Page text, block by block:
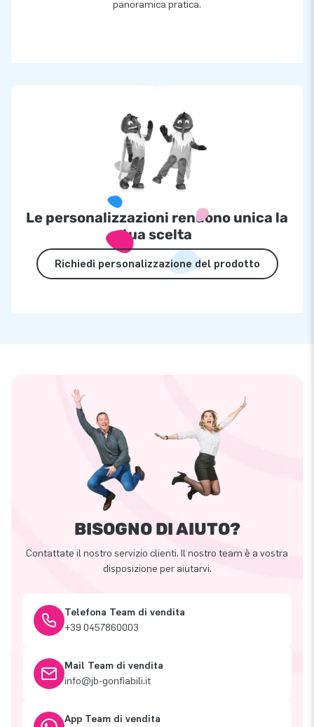
panoramica pratica.
Le personalizzazioni rendono unica la
tua scelta
Richiedi personalizzazione del prodotto
BISOGNO DI AIUTO?
Contattate il nostro servizio clienti. Il nostro team è a vostra
disposizione per aiutarvi.
Telefona Team di vendita
+39 0457860003
Mail Team di vendita
info@jb-gonfiabili.it
App Team di vendita